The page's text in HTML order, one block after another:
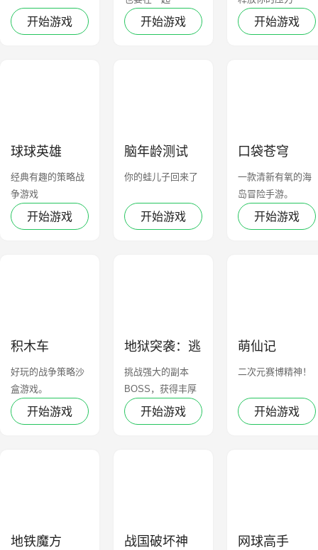
开始游戏 开始游戏 开始游戏
球球英雄
经典有趣的策略战
争游戏
开始游戏
脑年龄测试
你的蛙儿子回来了
开始游戏
口袋苍穹
一款清新有氧的海
岛冒险手游。
开始游戏
积木车
好玩的战争策略沙
盒游戏。
开始游戏
地狱突袭：逃
亡
挑战强大的副本
BOSS，获得丰厚
奖励开始游戏
萌仙记
二次元赛博精神！
开始游戏
地铁魔方 战国破坏神 网球高手